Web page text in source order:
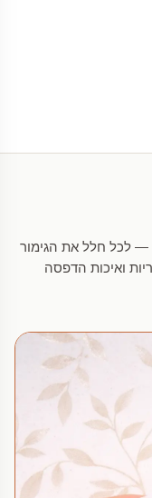
— לכל חלל את הגימור
ואיכות הדפסה